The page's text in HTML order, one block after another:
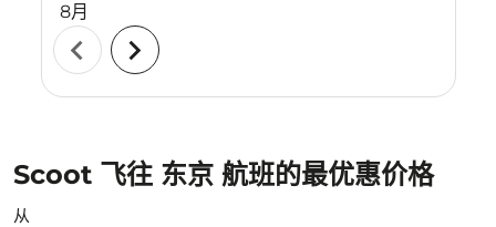
8月
chevron_left chevron_right
Scoot 飞往 东京 航班的最优惠价格
从